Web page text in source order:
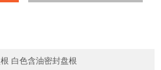
白色含油密封盘根